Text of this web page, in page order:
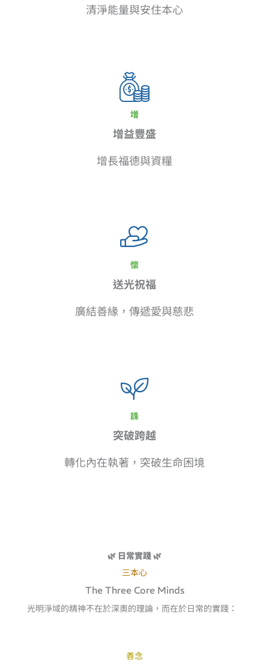
清淨能量與安住本心
增
增益豐盛
增長福德與資糧
懷
送光祝福
廣結善緣，傳遞愛與慈悲
誅
突破跨越
轉化內在執著，突破生命困境
🌿 日常實踐 🌿
三本心
The Three Core Minds
光明淨域的精神不在於深奧的理論，而在於日常的實踐：
善念